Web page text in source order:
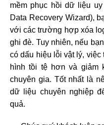
mềm phục hồi dữ liệu
Data Recovery Wizard),
với các trường hợp xóa
ghi đè. Tuy nhiên, nếu
có dấu hiệu lỗi vật lý,
hình tồi tệ hơn và giảm
chuyên gia. Tốt nhất là
dữ liệu chuyên nghiệp
quả.